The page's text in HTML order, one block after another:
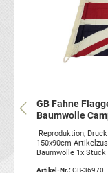
GB Fahne
Baumwolle
Reproduktion,
150x90cm
Baumwolle 1x Stück
Artikel-Nr.: GB-36970